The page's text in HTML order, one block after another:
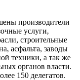
производители
услуги,
строительные
асфальта, заводы
техники, а так же
органов власти.
150 делегатов.